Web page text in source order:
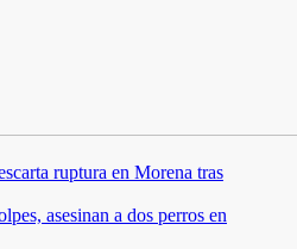
ruptura en Morena tras
asesinan a dos perros en